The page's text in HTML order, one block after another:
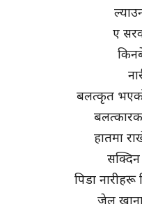
ए
बलत्कृत
हातमा
पिडा
जेल